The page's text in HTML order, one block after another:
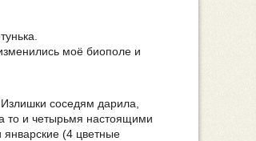
моё биополе и
соседям дарила,
то и четырьмя настоящими
(4 цветные